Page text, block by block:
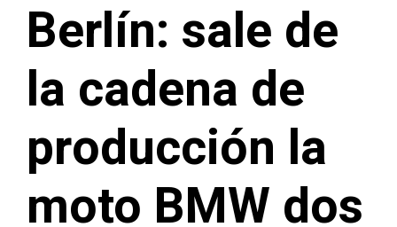
Berlín: sale de
la cadena de
producción la
moto BMW dos